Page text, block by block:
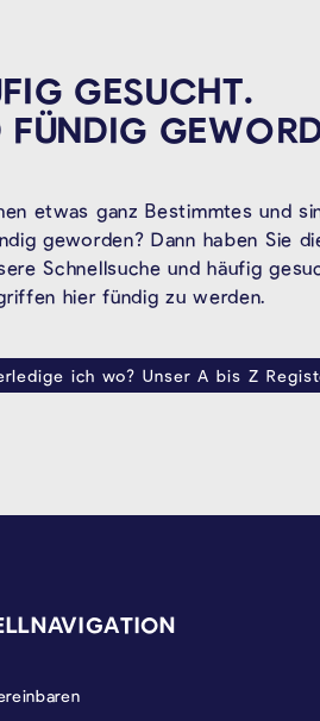
GESUCHT.
FÜNDIG
etwas ganz Bestimmtes und
geworden? Dann haben Sie
Schnellsuche und häufig
hier fündig zu werden.
ich wo? Unser A bis Z